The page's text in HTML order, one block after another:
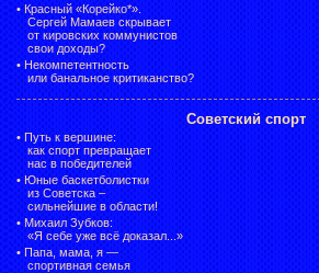
• Красный «Корейко*».
Сергей Мамаев скрывает
от кировских коммунистов
свои доходы?
• Некомпетентность
или банальное критиканство?
Советский спорт
• Путь к вершине:
как спорт превращает
нас в победителей
• Юные баскетболистки
из Советска –
сильнейшие в области!
• Михаил Зубков:
«Я себе уже всё доказал...»
• Папа, мама, я —
спортивная семья